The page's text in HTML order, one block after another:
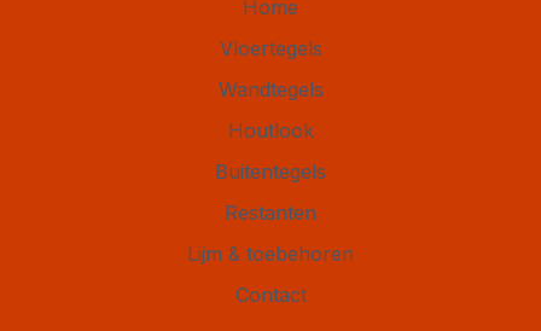
Home
Vloertegels
Wandtegels
Houtlook
Buitentegels
Restanten
Lijm & toebehoren
Contact